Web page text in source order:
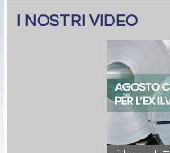
I NOSTRI VIDEO